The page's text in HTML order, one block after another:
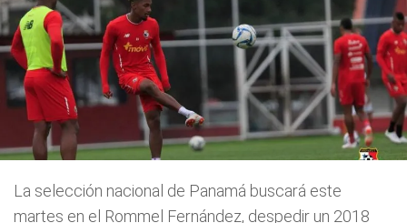
La selección nacional de Panamá buscará este
martes en el Rommel Fernández, despedir un 2018